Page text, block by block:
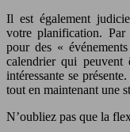
Il est également
votre planification. Par
pour des «
calendrier qui peuvent
intéressante se
tout en maintenant une
N’oubliez pas que la